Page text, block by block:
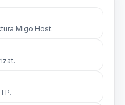
Migo Host.